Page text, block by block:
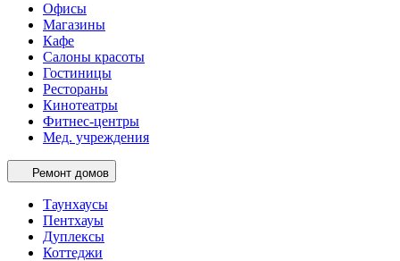
Офисы
Магазины
Кафе
Салоны красоты
Гостиницы
Рестораны
Кинотеатры
Фитнес-центры
Мед. учреждения
Ремонт домов
Таунхаусы
Пентхауы
Дуплексы
Коттеджи